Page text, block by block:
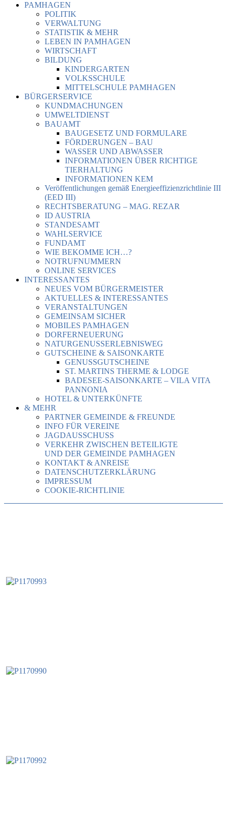
PAMHAGEN
POLITIK
VERWALTUNG
STATISTIK & MEHR
LEBEN IN PAMHAGEN
WIRTSCHAFT
BILDUNG
KINDERGARTEN
VOLKSSCHULE
MITTELSCHULE PAMHAGEN
BÜRGERSERVICE
KUNDMACHUNGEN
UMWELTDIENST
BAUAMT
BAUGESETZ UND FORMULARE
FÖRDERUNGEN – BAU
WASSER UND ABWASSER
INFORMATIONEN ÜBER RICHTIGE
TIERHALTUNG
INFORMATIONEN KEM
Veröffentlichungen gemäß Energieeffizienzrichtlinie III
(EED III)
RECHTSBERATUNG – MAG. REZAR
ID AUSTRIA
STANDESAMT
WAHLSERVICE
FUNDAMT
WIE BEKOMME ICH…?
NOTRUFNUMMERN
ONLINE SERVICES
INTERESSANTES
NEUES VOM BÜRGERMEISTER
AKTUELLES & INTERESSANTES
VERANSTALTUNGEN
GEMEINSAM SICHER
MOBILES PAMHAGEN
DORFERNEUERUNG
NATURGENUSSERLEBNISWEG
GUTSCHEINE & SAISONKARTE
GENUSSGUTSCHEINE
ST. MARTINS THERME & LODGE
BADESEE-SAISONKARTE – VILA VITA
PANNONIA
HOTEL & UNTERKÜNFTE
& MEHR
PARTNER GEMEINDE & FREUNDE
INFO FÜR VEREINE
JAGDAUSSCHUSS
VERKEHR ZWISCHEN BETEILIGTE
UND DER GEMEINDE PAMHAGEN
KONTAKT & ANREISE
DATENSCHUTZERKLÄRUNG
IMPRESSUM
COOKIE-RICHTLINIE